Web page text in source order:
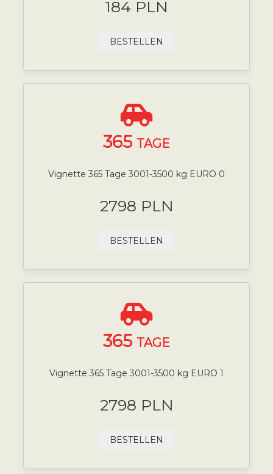
184 PLN
BESTELLEN
365 TAGE
Vignette 365 Tage 3001-3500 kg EURO 0
2798 PLN
BESTELLEN
365 TAGE
Vignette 365 Tage 3001-3500 kg EURO 1
2798 PLN
BESTELLEN